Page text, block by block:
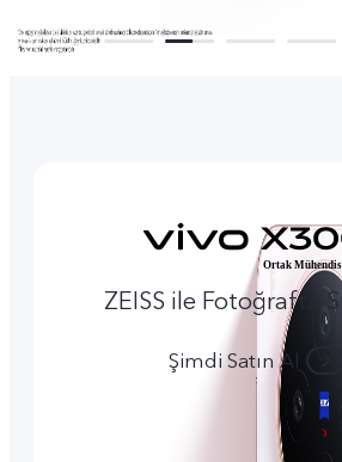
ZEISS ile Fotoğrafta
Şimdi Satın Al